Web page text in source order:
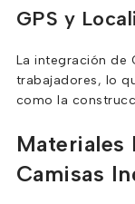
GPS y
La integración de
trabajadores, lo
como la
Materiales
Camisas